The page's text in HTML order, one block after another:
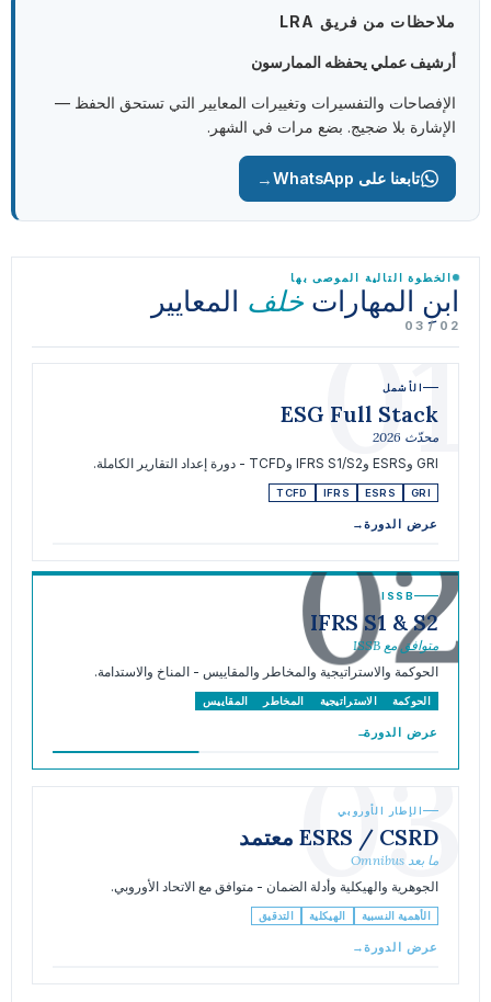
ملاحظات من فريق LRA
أرشيف عملي يحفظه الممارسون
الإفصاحات والتفسيرات وتغييرات المعايير التي تستحق الحفظ —
الإشارة بلا ضجيج. بضع مرات في الشهر.
تابعنا على WhatsApp →
الخطوة التالية الموصى بها
ابنِ المهارات خلف المعايير
02 / 03
01
الأشمل
ESG Full Stack
محدّث 2026
GRI وESRS وIFRS S1/S2 وTCFD - دورة إعداد التقارير الكاملة.
GRI
ESRS
IFRS
TCFD
عرض الدورة→
02
ISSB
IFRS S1 & S2
متوافق مع ISSB
الحوكمة والاستراتيجية والمخاطر والمقاييس - المناخ والاستدامة.
الحوكمة الاستراتيجية المخاطر المقاييس
عرض الدورة→
03
الإطار الأوروبي
ESRS / CSRD معتمد
ما بعد Omnibus
الجوهرية والهيكلية وأدلة الضمان - متوافق مع الاتحاد الأوروبي.
الأهمية النسبية الهيكلية التدقيق
عرض الدورة→